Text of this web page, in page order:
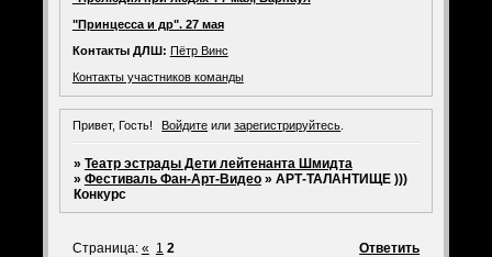
"Принцесса и др". 27 мая
Контакты ДЛШ: Пётр Винс
Контакты участников команды
Привет, Гость! Войдите илизарегистрируйтесь.
» Театр эстрады Дети лейтенанта Шмидта
» Фестиваль Фан-Арт-Видео » АРТ-ТАЛАНТИЩЕ )))
Конкурс
Страница: « 1 2 Ответить